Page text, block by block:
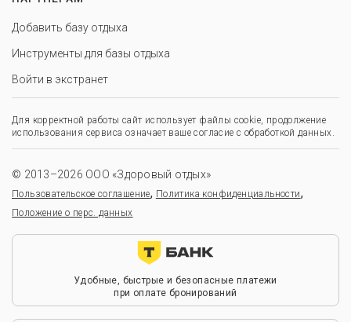
Добавить базу отдыха
Инструменты для базы отдыха
Войти в экстранет
Для корректной работы сайт использует файлы cookie, продолжение
использования сервиса означает ваше согласие с обработкой данных.
© 2013–2026 ООО «Здоровый отдых»
Пользовательское соглашение, Политика конфиденциальности,
Положение о перс. данных
Удобные, быстрые и безопасные платежи
при оплате бронирований